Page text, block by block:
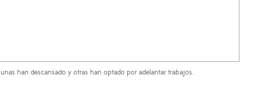
han descansado y otras han optado por adelantar trabajos.